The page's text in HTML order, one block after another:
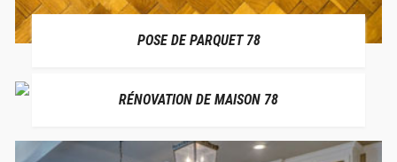
POSE DE PARQUET 78
RÉNOVATION DE MAISON 78